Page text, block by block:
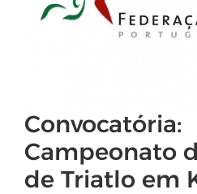
Convocatória:
Campeonato
de Triatlo em